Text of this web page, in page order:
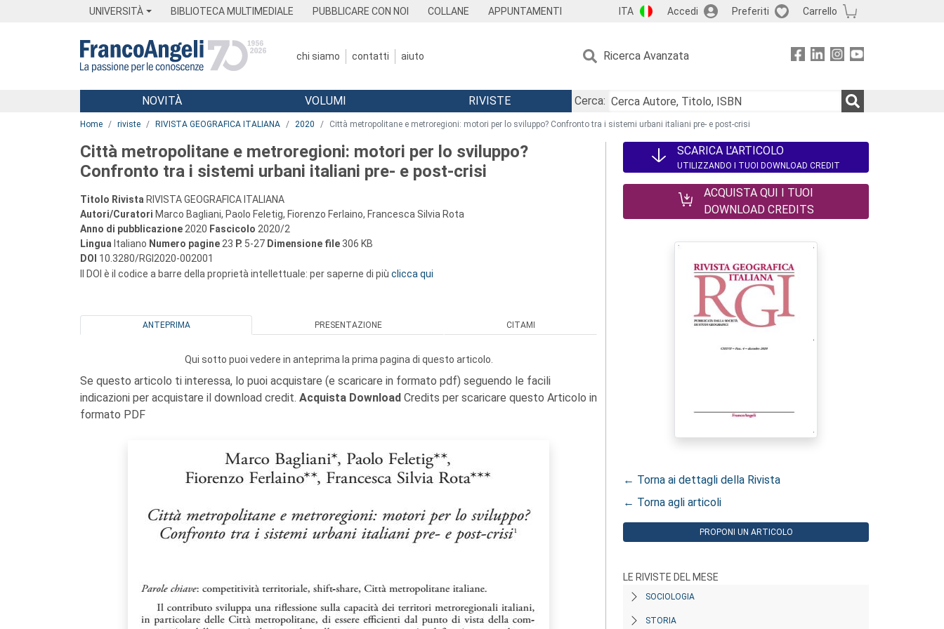
UNIVERSITÀ BIBLIOTECA MULTIMEDIALE PUBBLICARE CON NOI COLLANE APPUNTAMENTI ITA Accedi Preferiti Carrello
chi siamo contatti aiuto Ricerca Avanzata
Menu
NOVITÀ VOLUMI RIVISTE
Cerca:
Home riviste RIVISTA GEOGRAFICA ITALIANA 2020 Città metropolitane e metroregioni: motori per lo sviluppo? Confronto tra i sistemi urbani italiani pre- e post-crisi
Città metropolitane e metroregioni: motori per lo sviluppo?
Confronto tra i sistemi urbani italiani pre- e post-crisi
Titolo Rivista RIVISTA GEOGRAFICA ITALIANA
Autori/Curatori Marco Bagliani, Paolo Feletig, Fiorenzo Ferlaino, Francesca Silvia Rota
Anno di pubblicazione 2020 Fascicolo 2020/2
Lingua Italiano Numero pagine 23 P. 5-27 Dimensione file 306 KB
DOI 10.3280/RGI2020-002001
Il DOI è il codice a barre della proprietà intellettuale: per saperne di più clicca qui
ANTEPRIMA PRESENTAZIONE CITAMI
Qui sotto puoi vedere in anteprima la prima pagina di questo articolo.
Se questo articolo ti interessa, lo puoi acquistare (e scaricare in formato pdf) seguendo le facili
indicazioni per acquistare il download credit. Acquista Download Credits per scaricare questo Articolo in
formato PDF
SCARICA L'ARTICOLO
UTILIZZANDO I TUOI DOWNLOAD CREDIT
ACQUISTA QUI I TUOI
DOWNLOAD CREDITS
← Torna ai dettagli della Rivista
← Torna agli articoli
PROPONI UN ARTICOLO
LE RIVISTE DEL MESE
SOCIOLOGIA
STORIA